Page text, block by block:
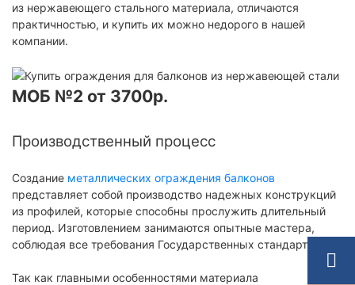
из нержавеющего стального материала, отличаются
практичностью, и купить их можно недорого в нашей
компании.
МОБ №2 от 3700р.
Производственный процесс
Создание металлических ограждения балконов
представляет собой производство надежных конструкций
из профилей, которые способны прослужить длительный
период. Изготовлением занимаются опытные мастера,
соблюдая все требования Государственных стандартов.
Так как главными особенностями материала